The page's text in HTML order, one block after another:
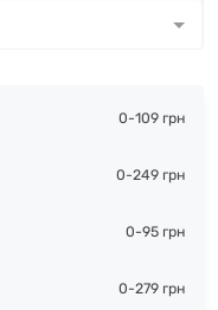
0-109 грн
0-249 грн
0-95 грн
0-279 грн